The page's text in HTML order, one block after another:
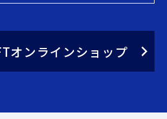
オンラインショップ